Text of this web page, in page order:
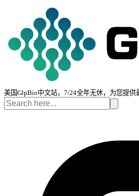
美国GlpBio中文站，7/24全年无休，为您提供